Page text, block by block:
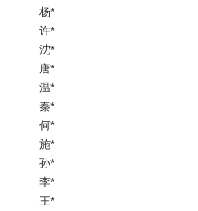
杨*
许*
沈*
唐*
温*
秦*
何*
施*
孙*
李*
王*